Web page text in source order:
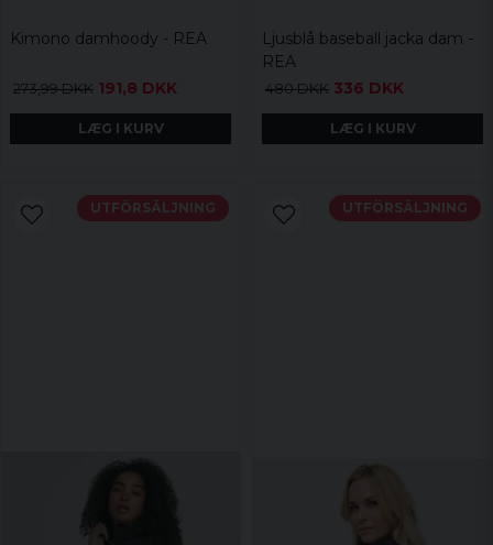
Kimono damhoody - REA
273,99 DKK 191,8 DKK
LÆG I KURV
Ljusblå baseball jacka dam -
REA
480 DKK 336 DKK
LÆG I KURV
UTFÖRSÄLJNING UTFÖRSÄLJNING